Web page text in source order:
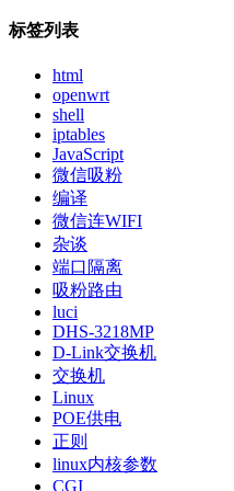
标签列表
html
openwrt
shell
iptables
JavaScript
微信吸粉
编译
微信连WIFI
杂谈
端口隔离
吸粉路由
luci
DHS-3218MP
D-Link交换机
交换机
Linux
POE供电
正则
linux内核参数
CGI